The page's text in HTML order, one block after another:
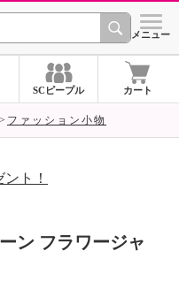
シ
メニュー
SCピープル カート
ファッション小物
ト！
ン フラワージャ